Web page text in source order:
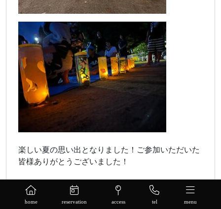
home reservation access tel menu
楽しい夏の思い出となりました！ご参加いただいた
皆様ありがとうございました！